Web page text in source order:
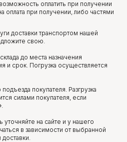
оплатить при получении
при получении, либо частями
доставки транспортом нашей
свою.
до места назначения
и срок. Погрузка осуществляется
покупателя. Разгрузка
силами покупателя, если
уточняйте на сайте и у нашего
в зависимости от выбранной
форму для